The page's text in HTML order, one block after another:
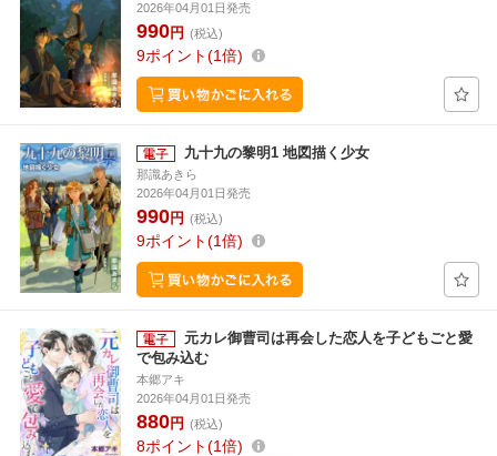
2026年04月01日発売
990円 (税込)
9ポイント 1倍
九十九の黎明1 地図描く少女
那識あきら
2026年04月01日発売
990円 (税込)
9ポイント 1倍
元カレ御曹司は再会した恋人を子どもごと愛
で包み込む
本郷アキ
2026年04月01日発売
880円 (税込)
8ポイント 1倍